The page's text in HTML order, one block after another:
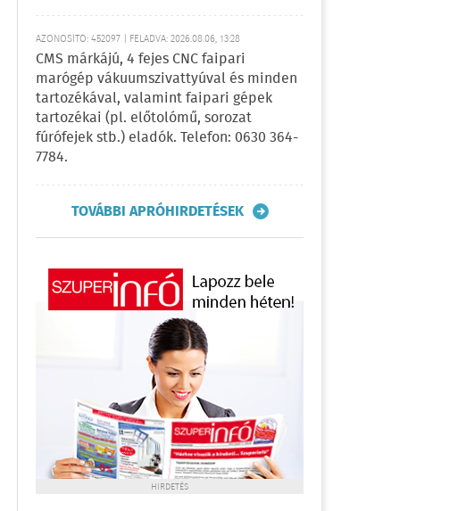
AZONOSÍTÓ: 452097 | FELADVA: 2026.08.06, 13:28
CMS márkájú, 4 fejes CNC faipari
marógép vákuumszivattyúval és minden
tartozékával, valamint faipari gépek
tartozékai (pl. előtolómű, sorozat
fúrófejek stb.) eladók. Telefon: 0630 364-
7784.
TOVÁBBI APRÓHIRDETÉSEK
HIRDETÉS